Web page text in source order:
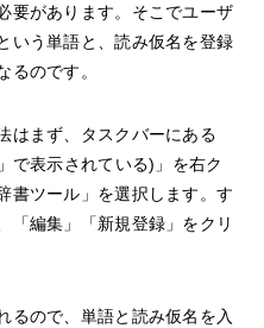
要があります。そこでユーザ
いう単語と、読み仮名を登録
るのです。
はまず、タスクバーにある
で表示されている)」を右ク
書ツール」を選択します。す
「編集」「新規登録」をクリ
るので、単語と読み仮名を入